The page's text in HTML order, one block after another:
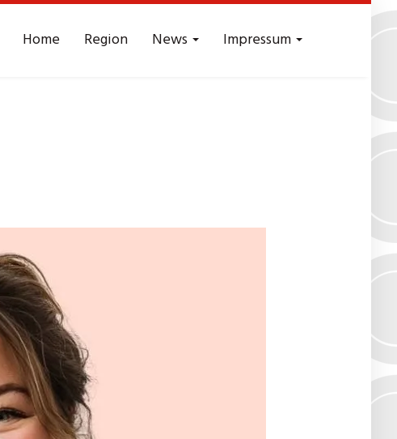
Home Region News Impressum